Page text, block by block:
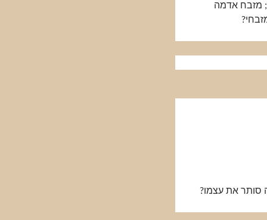
מזבח אדמה
סותר את עצמו?